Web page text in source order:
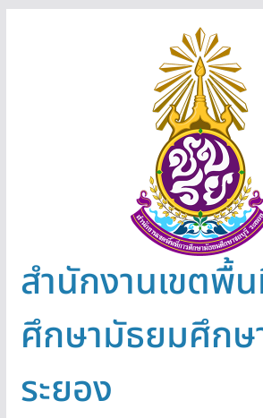
สำนักงานเขตพื้
ศึกษามัธยมศึกษ
ระยอง